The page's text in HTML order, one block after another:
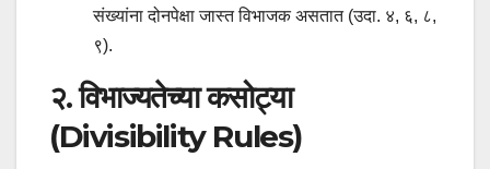
संख्यांना दोनपेक्षा जास्त विभाजक असतात (उदा. ४, ६, ८,
९).
२. विभाज्यतेच्या कसोट्या
(Divisibility Rules)